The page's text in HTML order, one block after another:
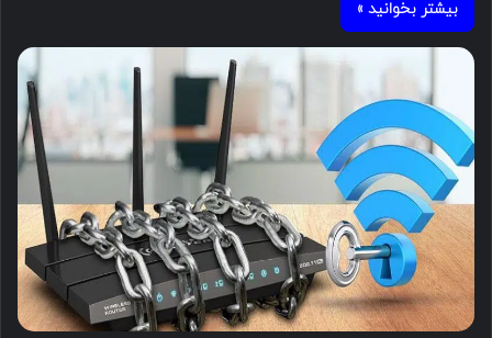
بیشتر بخوانید »